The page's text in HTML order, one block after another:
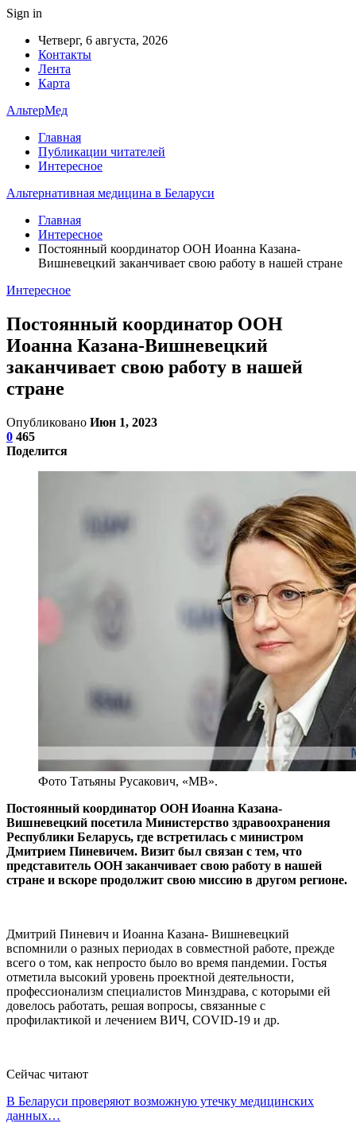
Sign in
Четверг, 6 августа, 2026
Контакты
Лента
Карта
АльтерМед
Главная
Публикации читателей
Интересное
Альтернативная медицина в Беларуси
Главная
Интересное
Постоянный координатор ООН Иоанна Казана-
Вишневецкий заканчивает свою работу в нашей стране
Интересное
Постоянный координатор ООН
Иоанна Казана-Вишневецкий
заканчивает свою работу в нашей
стране
Опубликовано Июн 1, 2023
0 465
Поделится
Фото Татьяны Русакович, «МВ».
Постоянный координатор ООН Иоанна Казана-
Вишневецкий посетила Министерство здравоохранения
Республики Беларусь, где встретилась с министром
Дмитрием Пиневичем. Визит был связан с тем, что
представитель ООН заканчивает свою работу в нашей
стране и вскоре продолжит свою миссию в другом регионе.
Дмитрий Пиневич и Иоанна Казана- Вишневецкий
вспомнили о разных периодах в совместной работе, прежде
всего о том, как непросто было во время пандемии. Гостья
отметила высокий уровень проектной деятельности,
профессионализм специалистов Минздрава, с которыми ей
довелось работать, решая вопросы, связанные с
профилактикой и лечением ВИЧ, COVID-19 и др.
Сейчас читают
В Беларуси проверяют возможную утечку медицинских
данных…